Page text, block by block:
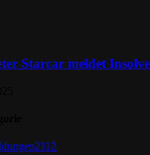
Starcar meldet
2112